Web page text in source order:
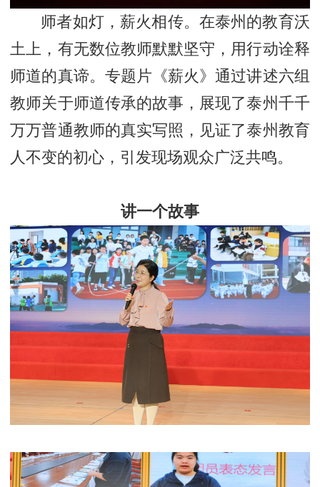
师者如灯，薪火相传。在泰州的教育沃
土上，有无数位教师默默坚守，用行动诠释
师道的真谛。专题片《薪火》通过讲述六组
教师关于师道传承的故事，展现了泰州千千
万万普通教师的真实写照，见证了泰州教育
人不变的初心，引发现场观众广泛共鸣。
讲一个故事